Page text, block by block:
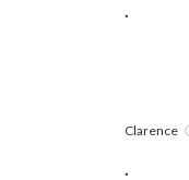
.
Clarence
.